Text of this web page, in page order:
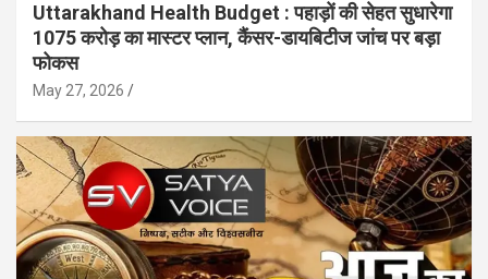
Uttarakhand Health Budget : पहाड़ों की सेहत सुधारेगा
1075 करोड़ का मास्टर प्लान, कैंसर-डायबिटीज जांच पर बड़ा
फोकस
May 27, 2026